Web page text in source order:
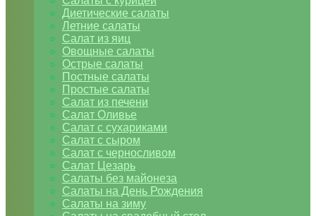
Диетические салаты
Летние салаты
Салат из яиц
Овощные салаты
Острые салаты
Постные салаты
Простые салаты
Салат из печени
Салат Оливье
Салат с сухариками
Салат с сыром
Салат с черносливом
Салат Цезарь
Салаты без майонеза
Салаты на День Рождения
Салаты на зиму